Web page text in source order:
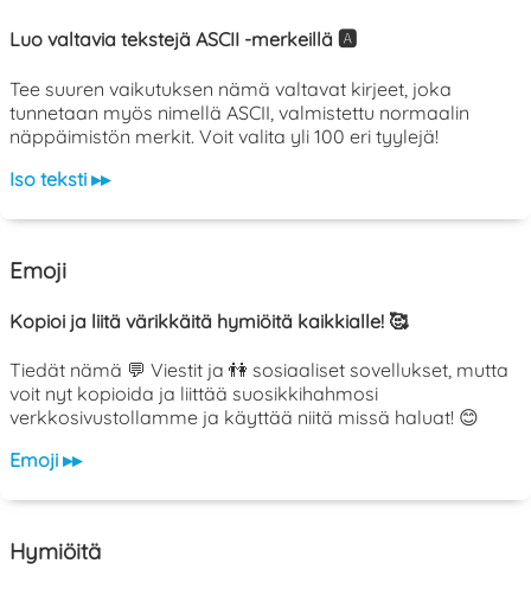
Luo valtavia tekstejä ASCII -merkeillä 🅰️
Tee suuren vaikutuksen nämä valtavat kirjeet, joka
tunnetaan myös nimellä ASCII, valmistettu normaalin
näppäimistön merkit. Voit valita yli 100 eri tyylejä!
Iso teksti ▸▸
Emoji
Kopioi ja liitä värikkäitä hymiöitä kaikkialle! 🥰
Tiedät nämä 💬 Viestit ja 👫 sosiaaliset sovellukset, mutta
voit nyt kopioida ja liittää suosikkihahmosi
verkkosivustollamme ja käyttää niitä missä haluat! 😊
Emoji ▸▸
Hymiöitä